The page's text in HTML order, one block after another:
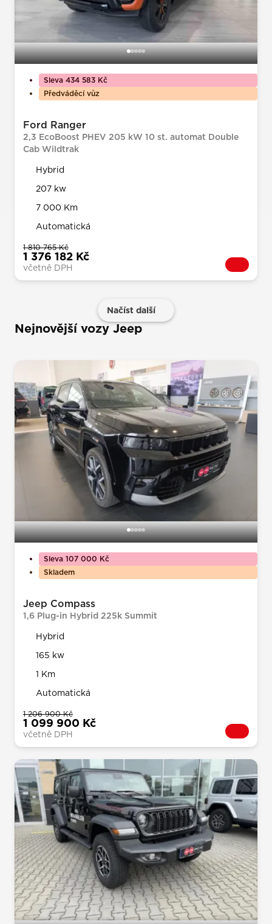
Sleva 434 583 Kč
Předváděcí vůz
Ford Ranger
2,3 EcoBoost PHEV 205 kW 10 st. automat Double
Cab Wildtrak
Hybrid
207 kw
7 000 Km
Automatická
1 810 765 Kč
1 376 182 Kč
včetně DPH
Načíst další
Nejnovější vozy Jeep
Sleva 107 000 Kč
Skladem
Jeep Compass
1,6 Plug-in Hybrid 225k Summit
Hybrid
165 kw
1 Km
Automatická
1 206 900 Kč
1 099 900 Kč
včetně DPH